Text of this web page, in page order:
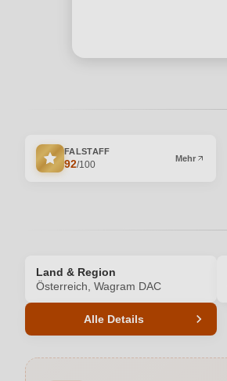
FALSTAFF
92/100
Mehr
Land & Region
Österreich, Wagram DAC
Alle Details